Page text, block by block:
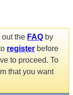
out the FAQ by
register before
to proceed. To
that you want